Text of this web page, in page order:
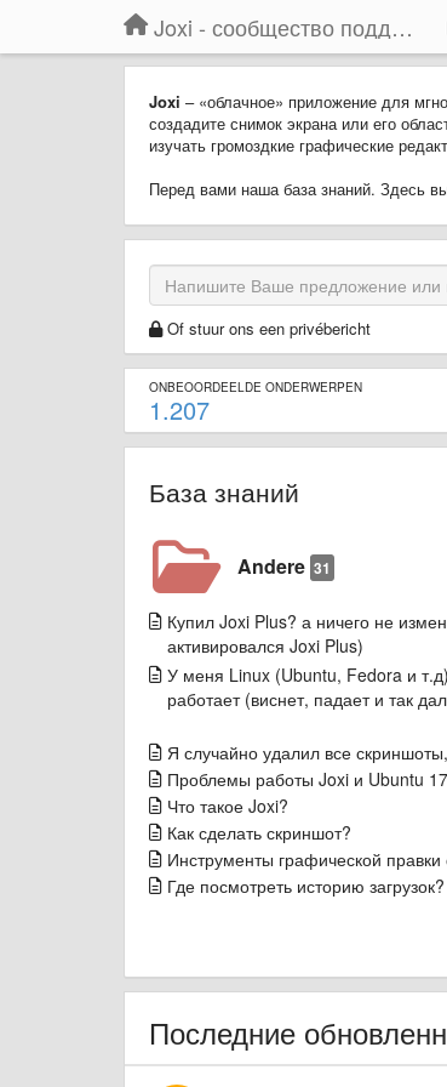
Joxi - сообщество поддержки
Joxi – «облачное» приложение для
создадите снимок экрана или его
изучать громоздкие графические
Перед вами наша база знаний. Здесь
Of stuur ons een privébericht
ONBEOORDEELDE ONDERWERPEN
1.207
База знаний
Andere 31
Купил Joxi Plus? а ничего не
активировался Joxi Plus)
У меня Linux (Ubuntu, Fedora и
работает (виснет, падает и так
Я случайно удалил все
Проблемы работы Joxi и Ubuntu
Что такое Joxi?
Как сделать скриншот?
Инструменты графической правки
Где посмотреть историю загрузок?
Последние